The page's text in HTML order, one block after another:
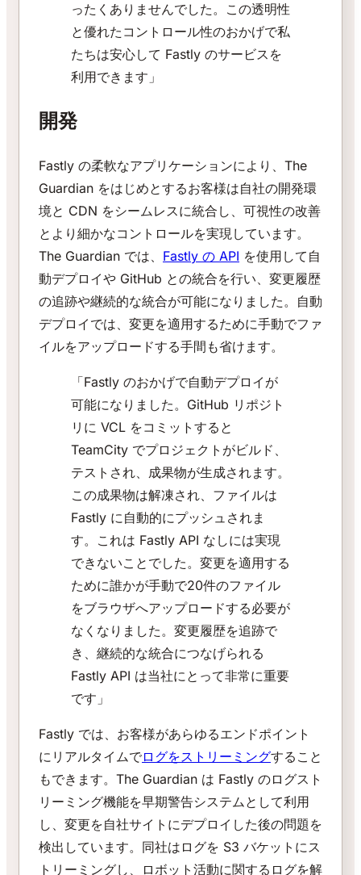
ったくありませんでした。この透明性
と優れたコントロール性のおかげで私
たちは安心して Fastly のサービスを
利用できます」
開発
Fastly の柔軟なアプリケーションにより、The
Guardian をはじめとするお客様は自社の開発環
境と CDN をシームレスに統合し、可視性の改善
とより細かなコントロールを実現しています。
The Guardian では、 Fastly の API を使用して自
動デプロイや GitHub との統合を行い、変更履歴
の追跡や継続的な統合が可能になりました。自動
デプロイでは、変更を適用するために手動でファ
イルをアップロードする手間も省けます。
「Fastly のおかげで自動デプロイが
可能になりました。GitHub リポジト
リに VCL をコミットすると
TeamCity でプロジェクトがビルド、
テストされ、成果物が生成されます。
この成果物は解凍され、ファイルは
Fastly に自動的にプッシュされま
す。これは Fastly API なしには実現
できないことでした。変更を適用する
ために誰かが手動で20件のファイル
をブラウザへアップロードする必要が
なくなりました。変更履歴を追跡で
き、継続的な統合につなげられる
Fastly API は当社にとって非常に重要
です」
Fastly では、お客様があらゆるエンドポイント
にリアルタイムでログをストリーミングすること
もできます。The Guardian は Fastly のログスト
リーミング機能を早期警告システムとして利用
し、変更を自社サイトにデプロイした後の問題を
検出しています。同社はログを S3 バケットにス
トリーミングし、ロボット活動に関するログを解